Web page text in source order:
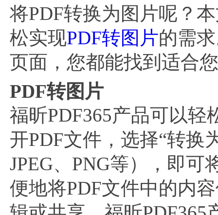
将PDF转换为图片呢？
松实现PDF转图片的需
页面，您都能找到适合
PDF转图片
福昕PDF365产品可以轻
开PDF文件，选择“转换
JPEG、PNG等），即
便地将PDF文件中的内